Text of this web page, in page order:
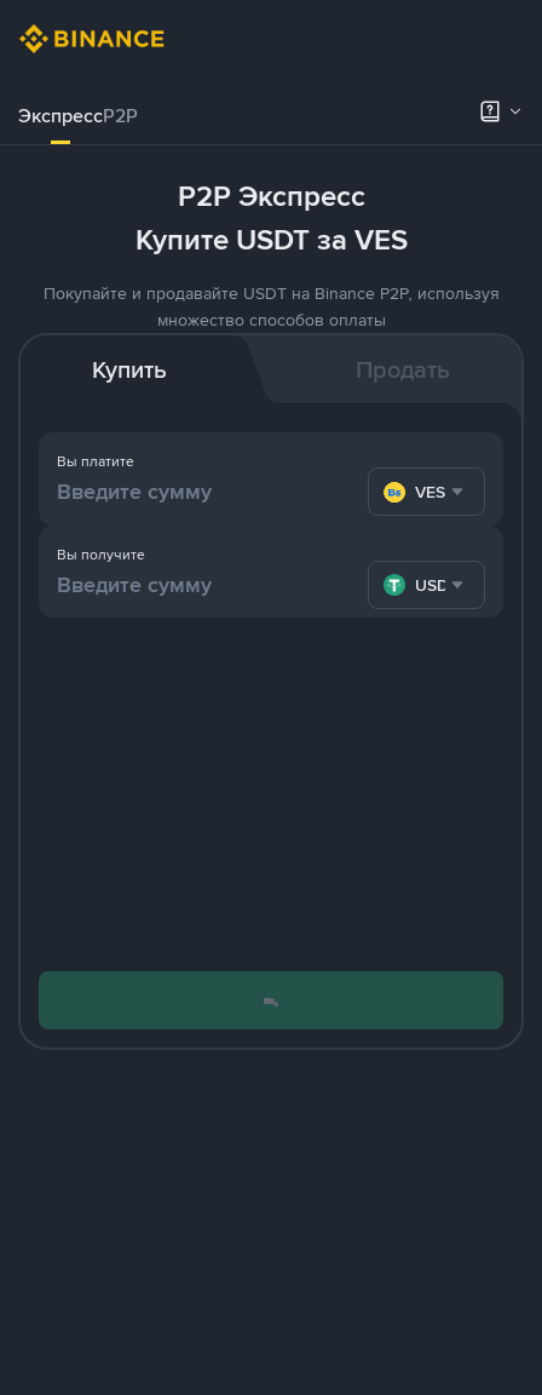
ЭкспрессP2P
P2P Экспресс
Купите USDT за VES
Покупайте и продавайте USDT на Binance P2P, используя
множество способов оплаты
Купить Продать
Вы платите
VES
Вы получите
USDT